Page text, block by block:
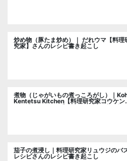
炒め物（豚たま炒め）｜ だれウマ【料理
究家】さんのレシピ書き起こし
煮物（じゃがいもの煮っころがし）｜
Kentetsu Kitchen【料理研究家コウケン
茄子の煮浸し｜料理研究家リュウジのバ
レシピさんのレシピ書き起こし